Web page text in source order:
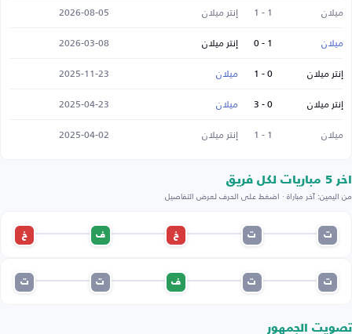
ميلان 1 - 1 إنتر ميلان
2026-08-05
ميلان
1 - 0 إنتر ميلان
2026-03-08
إنتر ميلان
0 - 1 ميلان
2025-11-23
إنتر ميلان
0 - 3 ميلان
2025-04-23
ميلان
1 - 1 إنتر ميلان 2025-04-02
اخر 5 مباريات لكل فريق
من اليمين: آخر مباراة · اضغط على الحرف لعرض التفاصيل
ت ت خ ف خ
ت ت ف ت ت
تصويت الجمهور